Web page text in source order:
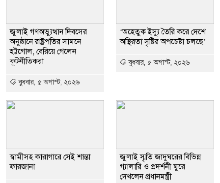
জুলাই গণঅভ্যুত্থান দিবসের
অনুষ্ঠানে রাষ্ট্রপতির সামনে
হট্টগোল, বেরিয়ে গেলেন
কূটনীতিকরা
বুধবার, ৫ অগাস্ট, ২০২৬
‘অহেতুক ইস্যু তৈরি করে দেশে
অস্থিরতা সৃষ্টির অপচেষ্টা চলছে’
বুধবার, ৫ অগাস্ট, ২০২৬
স্বামীসহ কারাগারে সেই শান্তা
ফারজানা
জুলাই স্মৃতি জাদুঘরের বিভিন্ন
গ্যালারি ও প্রদর্শনী ঘুরে
দেখলেন প্রধানমন্ত্রী